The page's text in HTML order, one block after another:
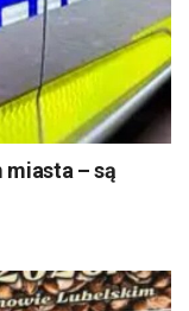
miasta – są